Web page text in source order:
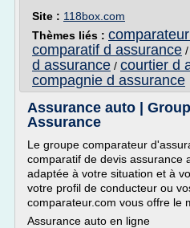
Site : 118box.com
Thèmes liés :
comparatif d assurance /
d assurance / courtier d
compagnie d assurance
Assurance auto |
Assurance
Le groupe comparateur
comparatif de devis assurance
adaptée à votre situation et à
votre profil de conducteur ou
comparateur.com vous offre le
Assurance auto en ligne